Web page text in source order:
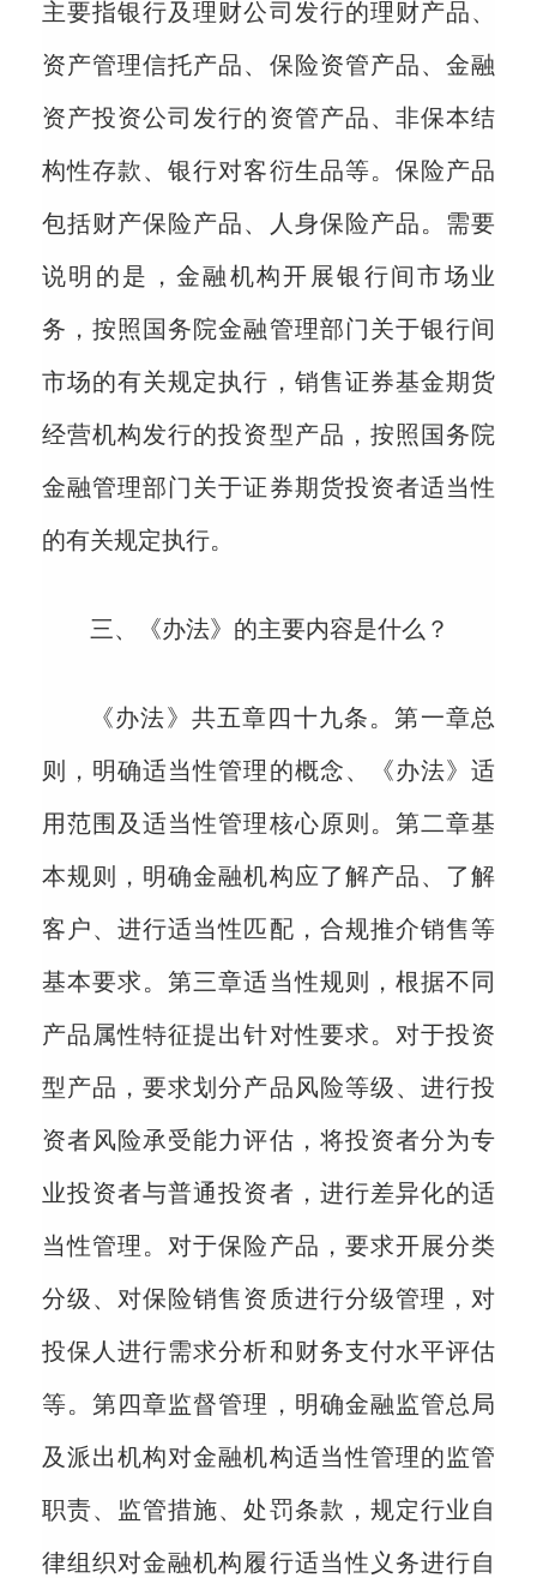
主要指银行及理财公司发行的理财产品、
资产管理信托产品、保险资管产品、金融
资产投资公司发行的资管产品、非保本结
构性存款、银行对客衍生品等。保险产品
包括财产保险产品、人身保险产品。需要
说明的是，金融机构开展银行间市场业
务，按照国务院金融管理部门关于银行间
市场的有关规定执行，销售证券基金期货
经营机构发行的投资型产品，按照国务院
金融管理部门关于证券期货投资者适当性
的有关规定执行。
三、《办法》的主要内容是什么？
《办法》共五章四十九条。第一章总
则，明确适当性管理的概念、《办法》适
用范围及适当性管理核心原则。第二章基
本规则，明确金融机构应了解产品、了解
客户、进行适当性匹配，合规推介销售等
基本要求。第三章适当性规则，根据不同
产品属性特征提出针对性要求。对于投资
型产品，要求划分产品风险等级、进行投
资者风险承受能力评估，将投资者分为专
业投资者与普通投资者，进行差异化的适
当性管理。对于保险产品，要求开展分类
分级、对保险销售资质进行分级管理，对
投保人进行需求分析和财务支付水平评估
等。第四章监督管理，明确金融监管总局
及派出机构对金融机构适当性管理的监管
职责、监管措施、处罚条款，规定行业自
律组织对金融机构履行适当性义务进行自